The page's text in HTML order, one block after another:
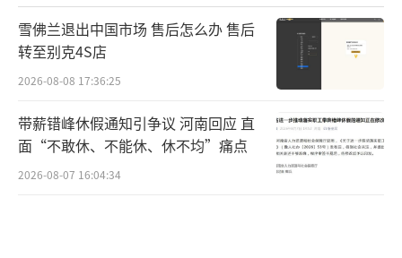
定后，再判定车主责任。
另外，针对已经身亡的驾驶员周某，张波
说，如果周某驾车外出是职务行为，则涉及工
伤问题，改装店需进行相关的赔偿。如果不是
职务行为，则要自己承担划定的部分责任。如
果车主购买了座位险，保险公司也应承担相应
雪佛兰退出中国市场 售后怎么办 售后
转至别克4S店
2026-08-08 17:36:25
带薪错峰休假通知引争议 河南回应 直
面“不敢休、不能休、休不均”痛点
2026-08-07 16:04:34